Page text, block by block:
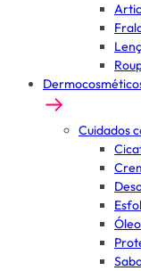
Cuidados